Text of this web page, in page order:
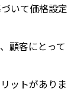
いて価格設定
顧客にとって
ットがありま